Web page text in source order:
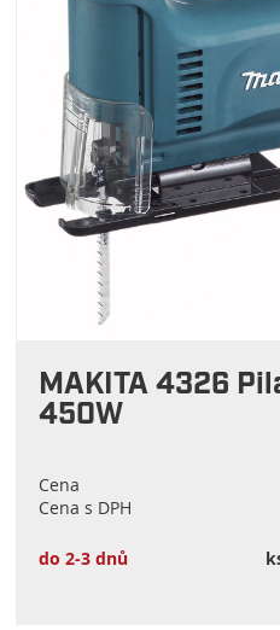
MAKITA 4326
450W
Cena
Cena s DPH
do 2-3 dnů